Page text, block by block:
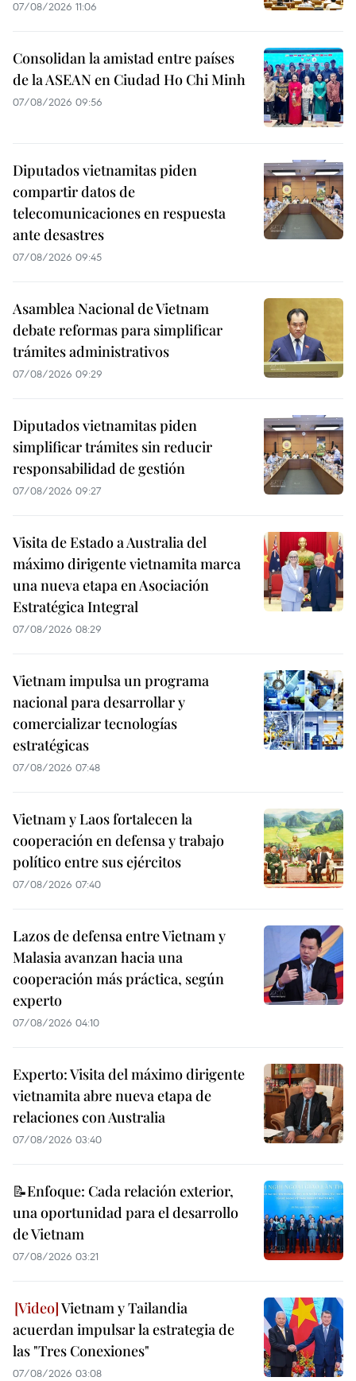
07/08/2026 11:06
Consolidan la amistad entre países
de la ASEAN en Ciudad Ho Chi Minh
07/08/2026 09:56
Diputados vietnamitas piden
compartir datos de
telecomunicaciones en respuesta
ante desastres
07/08/2026 09:45
Asamblea Nacional de Vietnam
debate reformas para simplificar
trámites administrativos
07/08/2026 09:29
Diputados vietnamitas piden
simplificar trámites sin reducir
responsabilidad de gestión
07/08/2026 09:27
Visita de Estado a Australia del
máximo dirigente vietnamita marca
una nueva etapa en Asociación
Estratégica Integral
07/08/2026 08:29
Vietnam impulsa un programa
nacional para desarrollar y
comercializar tecnologías
estratégicas
07/08/2026 07:48
Vietnam y Laos fortalecen la
cooperación en defensa y trabajo
político entre sus ejércitos
07/08/2026 07:40
Lazos de defensa entre Vietnam y
Malasia avanzan hacia una
cooperación más práctica, según
experto
07/08/2026 04:10
Experto: Visita del máximo dirigente
vietnamita abre nueva etapa de
relaciones con Australia
07/08/2026 03:40
📝Enfoque: Cada relación exterior,
una oportunidad para el desarrollo
de Vietnam
07/08/2026 03:21
Vietnam y Tailandia
acuerdan impulsar la estrategia de
las "Tres Conexiones"
07/08/2026 03:08